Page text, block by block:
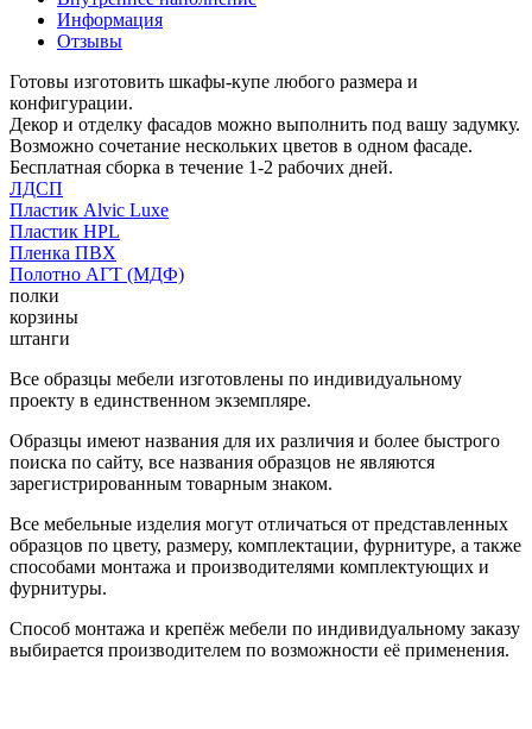
Информация
Отзывы
Готовы изготовить шкафы-купе любого размера и
конфигурации.
Декор и отделку фасадов можно выполнить под вашу задумку.
Возможно сочетание нескольких цветов в одном фасаде.
Бесплатная сборка в течение 1-2 рабочих дней.
ЛДСП
Пластик Alvic Luxe
Пластик HPL
Пленка ПВХ
Полотно АГТ (МДФ)
полки
корзины
штанги
Все образцы мебели изготовлены по индивидуальному
проекту в единственном экземпляре.
Образцы имеют названия для их различия и более быстрого
поиска по сайту, все названия образцов не являются
зарегистрированным товарным знаком.
Все мебельные изделия могут отличаться от представленных
образцов по цвету, размеру, комплектации, фурнитуре, а также
способами монтажа и производителями комплектующих и
фурнитуры.
Способ монтажа и крепёж мебели по индивидуальному заказу
выбирается производителем по возможности её применения.